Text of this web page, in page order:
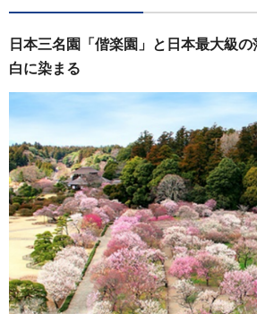
日本三名園「偕楽園」と日本最大級
白に染まる